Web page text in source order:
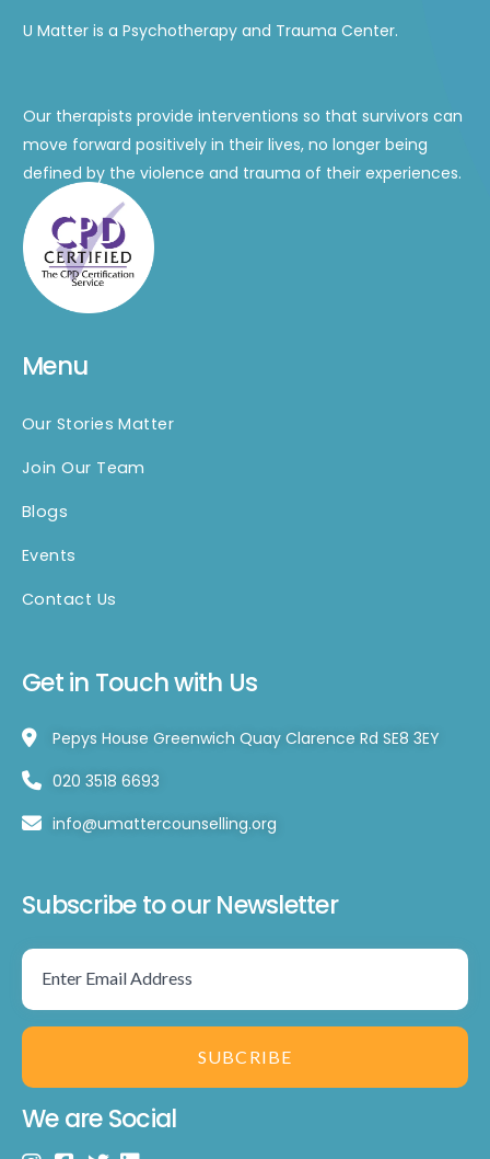
U Matter is a Psychotherapy and Trauma Center.
Our therapists provide interventions so that survivors can
move forward positively in their lives, no longer being
defined by the violence and trauma of their experiences.
Menu
Our Stories Matter
Join Our Team
Blogs
Events
Contact Us
Get in Touch with Us
Pepys House Greenwich Quay Clarence Rd SE8 3EY
020 3518 6693
info@umattercounselling.org
Subscribe to our Newsletter
SUBCRIBE
We are Social